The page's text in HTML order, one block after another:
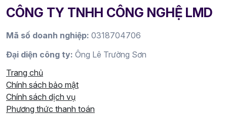
CÔNG TY TNHH CÔNG NGHỆ LMD
Mã số doanh nghiệp: 0318704706
Đại diện công ty: Ông Lê Trường Sơn
Trang chủ
Chính sách bảo mật
Chính sách dịch vụ
Phương thức thanh toán